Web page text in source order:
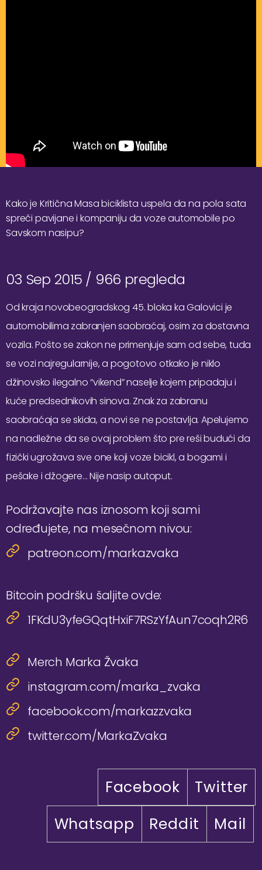
Kako je Kritična Masa biciklista uspela da na pola sata
spreči pavijane i kompaniju da voze automobile po
Savskom nasipu?
03 Sep 2015 / 966 pregleda
Od kraja novobeogradskog 45. bloka ka Galovici je
automobilima zabranjen saobraćaj, osim za dostavna
vozila. Pošto se zakon ne primenjuje sam od sebe, tuda
se vozi najregularnije, a pogotovo otkako je niklo
džinovsko ilegalno “vikend” naselje kojem pripadaju i
kuće predsednikovih sinova. Znak za zabranu
saobraćaja se skida, a novi se ne postavlja. Apelujemo
na nadležne da se ovaj problem što pre reši budući da
fizički ugrožava sve one koji voze bicikl, a bogami i
pešake i džogere… Nije nasip autoput.
Podržavajte nas iznosom koji sami
određujete, na mesečnom nivou:
patreon.com/markazvaka
Bitcoin podršku šaljite ovde:
1FKdU3yfeGQqtHxiF7RSzYfAun7coqh2R6
Merch Marka Žvaka
instagram.com/marka_zvaka
facebook.com/markazzvaka
twitter.com/MarkaZvaka
Facebook
Twitter
Whatsapp
Reddit Mail